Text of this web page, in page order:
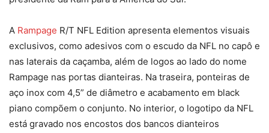
A Rampage R/T NFL Edition apresenta elementos visuais
exclusivos, como adesivos com o escudo da NFL no capô e
nas laterais da caçamba, além de logos ao lado do nome
Rampage nas portas dianteiras. Na traseira, ponteiras de
aço inox com 4,5” de diâmetro e acabamento em black
piano compõem o conjunto. No interior, o logotipo da NFL
está gravado nos encostos dos bancos dianteiros